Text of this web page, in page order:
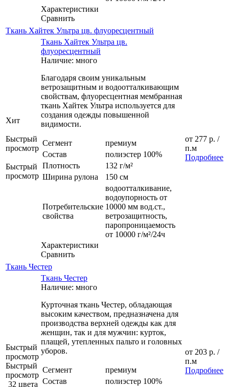
Характеристики
Сравнить
Ткань Хайтек Ультра цв. флуоресцентный
Хит
Быстрый
просмотр
Быстрый
просмотр
Ткань Хайтек Ультра цв.
флуоресцентный
Наличие: много
Благодаря своим уникальным
ветрозащитным и водоотталкивающим
свойствам, флуоресцентная мембранная
ткань Хайтек Ультра используется для
создания одежды повышенной
видимости.
Сегмент
премиум
Состав
полиэстер 100%
Плотность
132 г/м²
Ширина рулона
150 см
Потребительские
свойства
водоотталкивание,
водоупорность от
10000 мм вод.ст.,
ветрозащитность,
паропроницаемость
от 10000 г/м²/24ч
Характеристики
Сравнить
от 277 р. /
п.м
Подробнее
Ткань Честер
Быстрый
просмотр
Быстрый
просмотр
32 цвета
Ткань Честер
Наличие: много
Курточная ткань Честер, обладающая
высоким качеством, предназначена для
производства верхней одежды как для
женщин, так и для мужчин: курток,
плащей, утепленных пальто и головных
уборов.
Сегмент
премиум
Состав
полиэстер 100%
от 203 р. /
п.м
Подробнее